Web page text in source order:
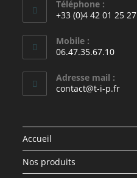
Téléphone :
+33 (0)4 42 01 25 27
Mobile :
06.47.35.67.10
Adresse mail :
contact@t-i-p.fr
Accueil
Nos produits